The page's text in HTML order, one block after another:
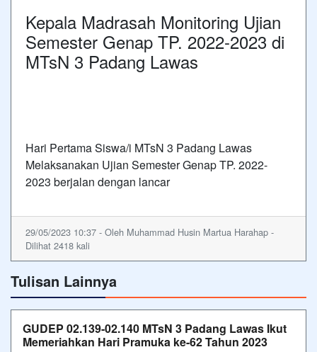
Kepala Madrasah Monitoring Ujian
Semester Genap TP. 2022-2023 di
MTsN 3 Padang Lawas
Hari Pertama Siswa/i MTsN 3 Padang Lawas
Melaksanakan Ujian Semester Genap TP. 2022-
2023 berjalan dengan lancar
29/05/2023 10:37 - Oleh Muhammad Husin Martua Harahap -
Dilihat 2418 kali
Tulisan Lainnya
GUDEP 02.139-02.140 MTsN 3 Padang Lawas Ikut
Memeriahkan Hari Pramuka ke-62 Tahun 2023